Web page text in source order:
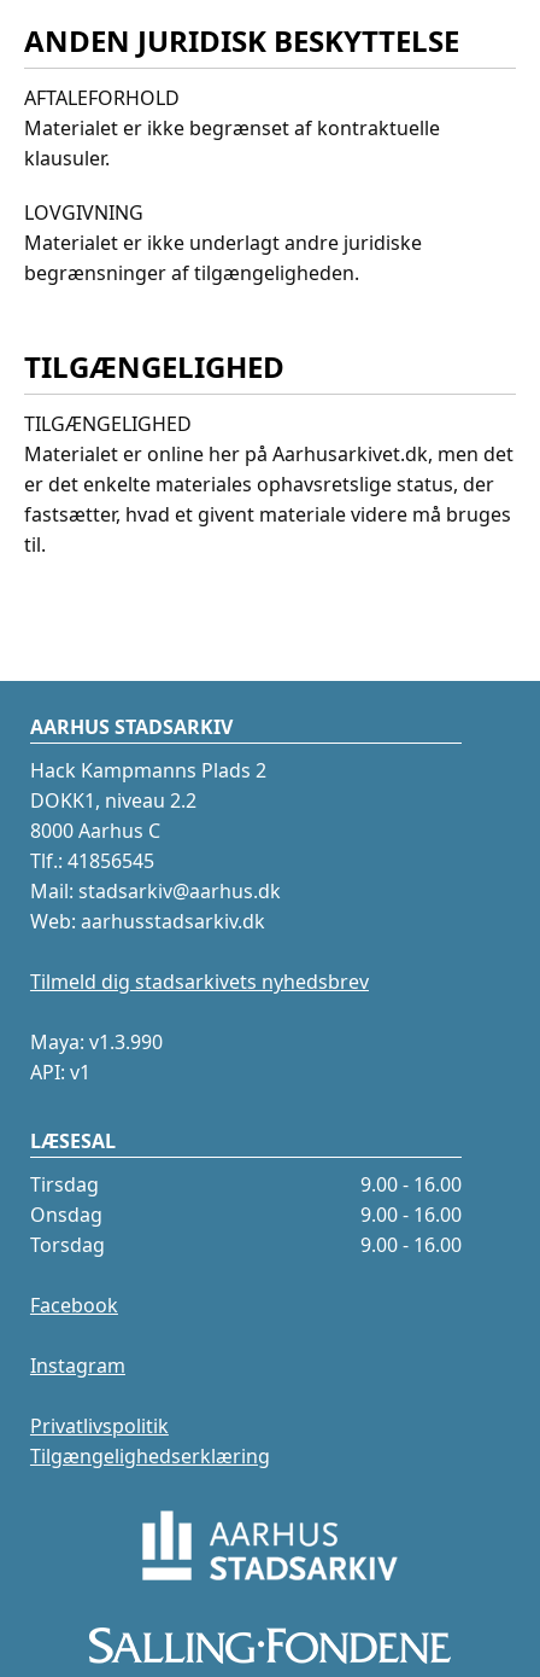
ANDEN JURIDISK BESKYTTELSE
AFTALEFORHOLD
Materialet er ikke begrænset af kontraktuelle
klausuler.
LOVGIVNING
Materialet er ikke underlagt andre juridiske
begrænsninger af tilgængeligheden.
TILGÆNGELIGHED
TILGÆNGELIGHED
Materialet er online her på Aarhusarkivet.dk, men det
er det enkelte materiales ophavsretslige status, der
fastsætter, hvad et givent materiale videre må bruges
til.
AARHUS STADSARKIV
Hack Kampmanns Plads 2
DOKK1, niveau 2.2
8000 Aarhus C
Tlf.: 41856545
Mail: stadsarkiv@aarhus.dk
Web: aarhusstadsarkiv.dk
Tilmeld dig stadsarkivets nyhedsbrev
Maya: v1.3.990
API: v1
LÆSESAL
Tirsdag
9.00 - 16.00
Onsdag
9.00 - 16.00
Torsdag
9.00 - 16.00
Facebook
Instagram
Privatlivspolitik
Tilgængelighedserklæring